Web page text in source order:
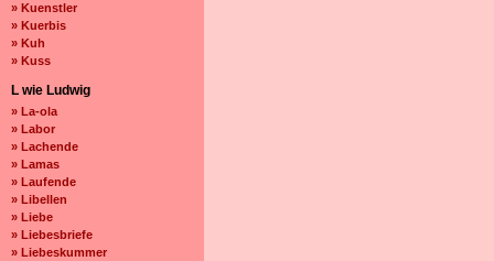
» Kuenstler
» Kuerbis
» Kuh
» Kuss
L wie Ludwig
» La-ola
» Labor
» Lachende
» Lamas
» Laufende
» Libellen
» Liebe
» Liebesbriefe
» Liebeskummer